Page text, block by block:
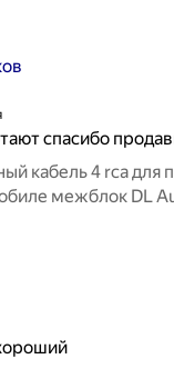
спасибо
кабель 4 rca для
межблок DL